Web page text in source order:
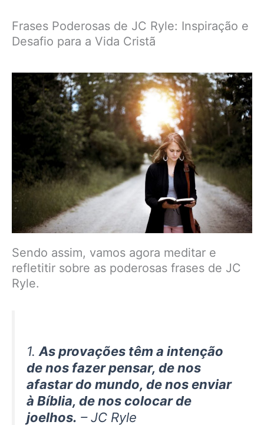
Frases Poderosas de JC Ryle: Inspiração e
Desafio para a Vida Cristã
Sendo assim, vamos agora meditar e
refletitir sobre as poderosas frases de JC
Ryle.
1.As provações têm a intenção
de nos fazer pensar, de nos
afastar do mundo, de nos enviar
à Bíblia, de nos colocar de
joelhos. – JC Ryle